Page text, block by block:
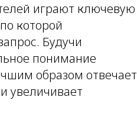
играют ключевую
которой
Будучи
понимание
образом отвечает
увеличивает